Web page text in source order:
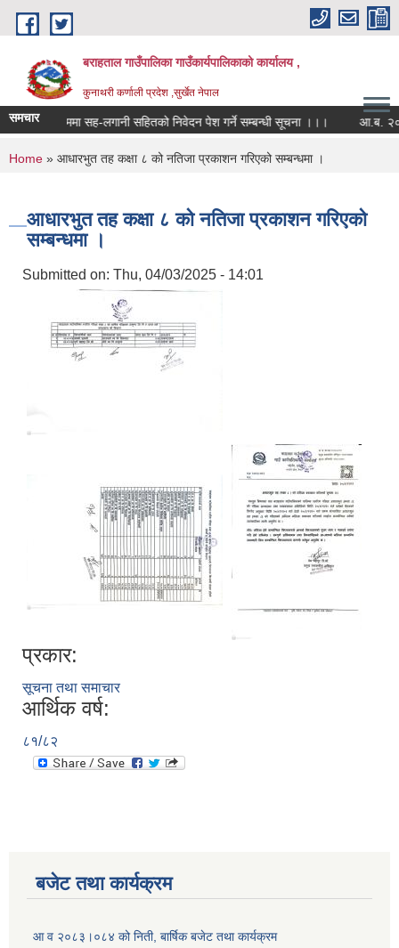
Skip to main content
बराहताल गाउँपालिका गाउँकार्यपालिकाको कार्यालय ,
कुनाथरी कर्णाली प्रदेश ,सुर्खेत नेपाल
समचार
कार्यक्रममा सह-लगानी सहितको निवेदन पेश गर्ने सम्बन्धी सूचना ।।। आ.ब.
You are here
Home » आधारभुत तह कक्षा ८ को नतिजा प्रकाशन गरिएको सम्बन्धमा ।
आधारभुत तह कक्षा ८ को नतिजा प्रकाशन गरिएको
सम्बन्धमा ।
Submitted on: Thu, 04/03/2025 - 14:01
प्रकार:
सूचना तथा समाचार
आर्थिक वर्ष:
८१/८२
बजेट तथा कार्यक्रम
आ व २०८३।०८४ को निती, बार्षिक बजेट तथा कार्यक्रम